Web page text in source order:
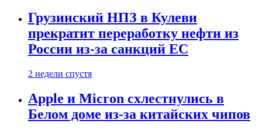
Грузинский НПЗ в Кулеви
прекратит переработку нефти из
России из-за санкций ЕС
2 недели спустя
Apple и Micron схлестнулись в
Белом доме из-за китайских чипов